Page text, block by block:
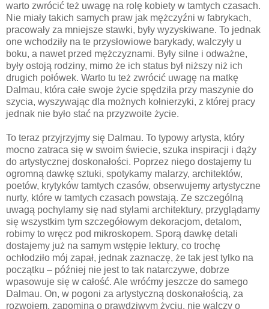
warto zwrócić też uwagę na rolę kobiety w tamtych czasach.
Nie miały takich samych praw jak mężczyźni w fabrykach,
pracowały za mniejsze stawki, były wyzyskiwane. To jednak
one wchodziły na te przysłowiowe barykady, walczyły u
boku, a nawet przed mężczyznami. Były silne i odważne,
były ostoją rodziny, mimo że ich status był niższy niż ich
drugich połówek. Warto tu też zwrócić uwagę na matkę
Dalmau, która całe swoje życie spędziła przy maszynie do
szycia, wyszywając dla możnych kołnierzyki, z której pracy
jednak nie było stać na przyzwoite życie.
To teraz przyjrzyjmy się Dalmau. To typowy artysta, który
mocno zatraca się w swoim świecie, szuka inspiracji i dąży
do artystycznej doskonałości. Poprzez niego dostajemy tu
ogromną dawkę sztuki, spotykamy malarzy, architektów,
poetów, krytyków tamtych czasów, obserwujemy artystyczne
nurty, które w tamtych czasach powstają. Ze szczególną
uwagą pochylamy się nad stylami architektury, przyglądamy
się wszystkim tym szczegółowym dekoracjom, detalom,
robimy to wręcz pod mikroskopem. Sporą dawkę detali
dostajemy już na samym wstępie lektury, co trochę
ochłodziło mój zapał, jednak zaznaczę, że tak jest tylko na
początku – później nie jest to tak natarczywe, dobrze
wpasowuje się w całość. Ale wróćmy jeszcze do samego
Dalmau. On, w pogoni za artystyczną doskonałością, za
rozwojem, zapomina o prawdziwym życiu, nie walczy o